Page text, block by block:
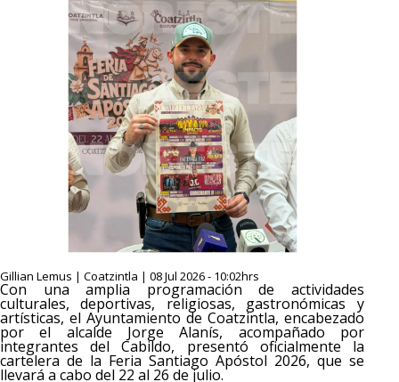
Gillian Lemus | Coatzintla | 08 Jul 2026 - 10:02hrs
Con una amplia programación de actividades
culturales, deportivas, religiosas, gastronómicas y
artísticas, el Ayuntamiento de Coatzintla, encabezado
por el alcalde Jorge Alanís, acompañado por
integrantes del Cabildo, presentó oficialmente la
cartelera de la Feria Santiago Apóstol 2026, que se
llevará a cabo del 22 al 26 de julio.